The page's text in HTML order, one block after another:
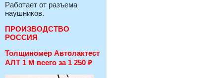
Работает от разъема
наушников.
ПРОИЗВОДСТВО
РОССИЯ
Толщиномер Автолактест
АЛТ 1 М всего за 1 250 ₽